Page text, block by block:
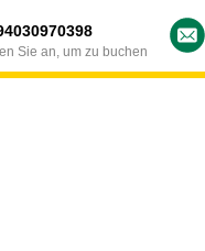
Sie an, um zu buchen